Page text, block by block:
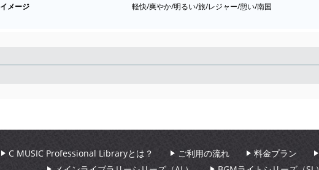
イメージ 軽快/爽やか/明るい/旅/レジャー/憩い/南国
C MUSIC Professional Libraryとは？ ご利用の流れ 料金プラン